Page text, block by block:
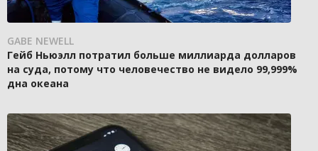
GABE NEWELL
Гейб Ньюэлл потратил больше миллиарда долларов
на суда, потому что человечество не видело 99,999%
дна океана